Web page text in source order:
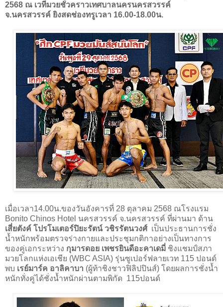
2568 ณ เวทีมวยชั่วคราวเทศบาลนครนครสวรรค์
จ.นครสวรรค์ ยิงสดช่องทรูเวลา 16.00-18.00น.
เมื่อเวลา14.00น.ของวันอังคารที่ 28 ตุลาคม 2568 ณโรงแรม
Bonito Chinos Hotel นครสวรรค์ จ.นครสวรรค์ ที่ผ่านมา ด้าน
เสี่ยตังค์ โปรโมเตอร์ปิยะรัตน์ วชิรรัตนวงศ์เป็นประธานการชั่ง
น้ำหนักพร้อมตรวจร่างกายและประชุมกติกาอย่างเป็นทางการ
ของคู่เอกระหว่าง กุมารดอย เพชรยินดีอะคาเดมี่ ชิงแชมป์สภา
มวยโลกแห่งเอเชีย (WBC ASIA) รุ่นซูเปอร์ฟลายเวท 115 ปอนด์
พบ เรย์มาร์ค อาลิคาบา (ผู้ท้าชิงชาวฟิลิปปินส์) โดยผลการชั่งน้ำ
หนักทั่งคู่ได้ชั่งน้ำหนักผ่านตามพิกัด 115ปอนด์